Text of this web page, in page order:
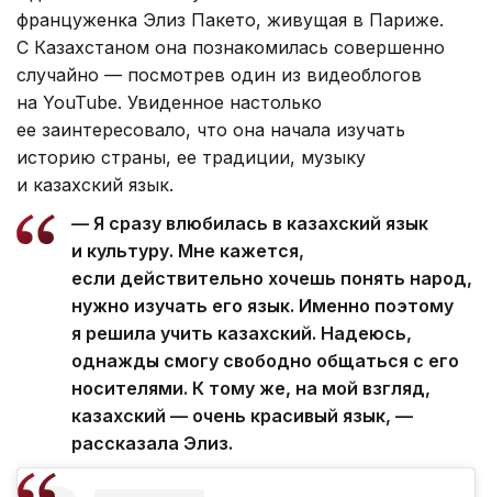
француженка Элиз Пакето, живущая в Париже.
С Казахстаном она познакомилась совершенно
случайно — посмотрев один из видеоблогов
на YouTube. Увиденное настолько
ее заинтересовало, что она начала изучать
историю страны, ее традиции, музыку
и казахский язык.
— Я сразу влюбилась в казахский язык
и культуру. Мне кажется,
если действительно хочешь понять народ,
нужно изучать его язык. Именно поэтому
я решила учить казахский. Надеюсь,
однажды смогу свободно общаться с его
носителями. К тому же, на мой взгляд,
казахский — очень красивый язык, —
рассказала Элиз.